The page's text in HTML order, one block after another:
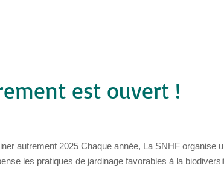
est ouvert !
autrement 2025 Chaque année, La SNHF organise
les pratiques de jardinage favorables à la